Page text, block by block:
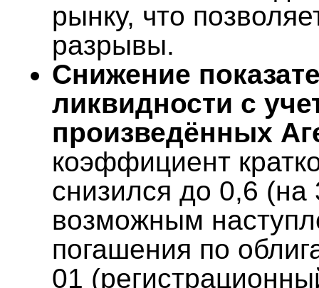
рынку, что
разрывы.
Снижение
ликвидности с
произведённых
коэффициент
снизился до 0,6
возможным
погашения по
01